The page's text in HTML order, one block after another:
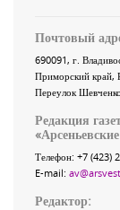
Почтовый
690091, г.
Приморский край,
Переулок Шевченко
Редакция
«
Телефон: +7 (423)
E-mail:
Редактор: